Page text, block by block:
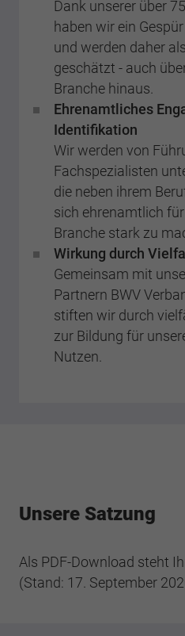
Dank unserer über
haben wir ein
und werden daher
geschätzt - auch
Branche hinaus.
Ehrenamtliches
Identifikation
Wir werden von
Fachspezialisten
die neben ihrem
sich ehrenamtlich
Branche stark zu
Wirkung durch
Gemeinsam mit
Partnern BWV
stiften wir durch
zur Bildung für
Nutzen.
Unsere Satzung
Als PDF-Download steht
(Stand: 17. September